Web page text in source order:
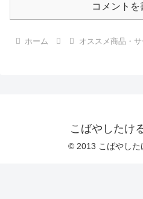
コメントを
ホーム オススメ商品・サ
こばやしたけ
© 2013 こばやした